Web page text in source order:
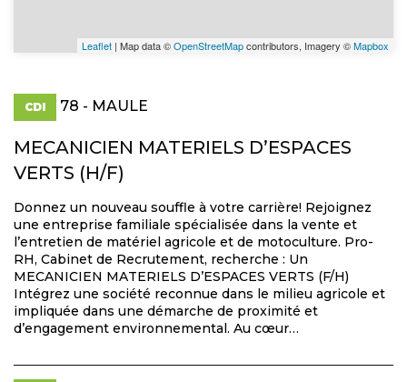
Leaflet | Map data ©OpenStreetMapcontributors, Imagery ©Mapbox
CDI 78 - MAULE
MECANICIEN MATERIELS D’ESPACES
VERTS (H/F)
Donnez un nouveau souffle à votre carrière! Rejoignez
une entreprise familiale spécialisée dans la vente et
l’entretien de matériel agricole et de motoculture. Pro-
RH, Cabinet de Recrutement, recherche : Un
MECANICIEN MATERIELS D’ESPACES VERTS (F/H)
Intégrez une société reconnue dans le milieu agricole et
impliquée dans une démarche de proximité et
d’engagement environnemental. Au cœur…